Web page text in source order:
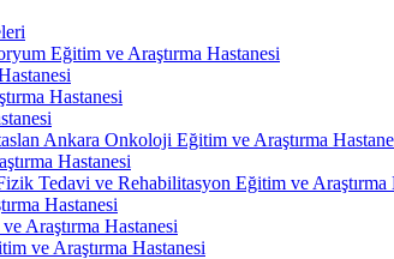
Eğitim ve Araştırma Hastanesi
Hastanesi
Ankara Onkoloji Eğitim ve Araştırma
Hastanesi
Tedavi ve Rehabilitasyon Eğitim ve Araştırma
Hastanesi
Araştırma Hastanesi
ve Araştırma Hastanesi